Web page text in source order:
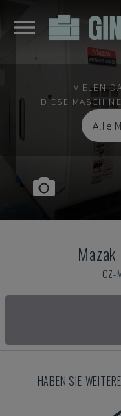
VIELEN
DIESE
Alle
Mazak
CZ-
HABEN SIE